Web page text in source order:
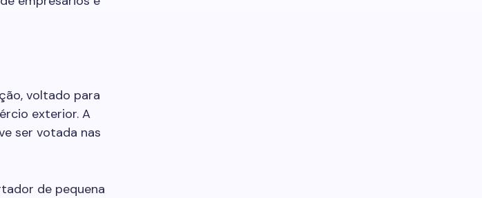
voltado para
exterior. A
ser votada nas
de pequena